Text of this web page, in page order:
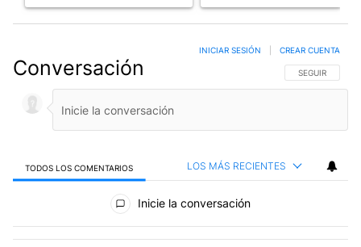
Conversación SIGA ESTA
SEGUIR
INICIAR SESIÓN CREAR CUENTA
TODOS LOS COMENTARIOS LOS MÁS RECIENTES
Todos los comentarios
Inicie la conversación